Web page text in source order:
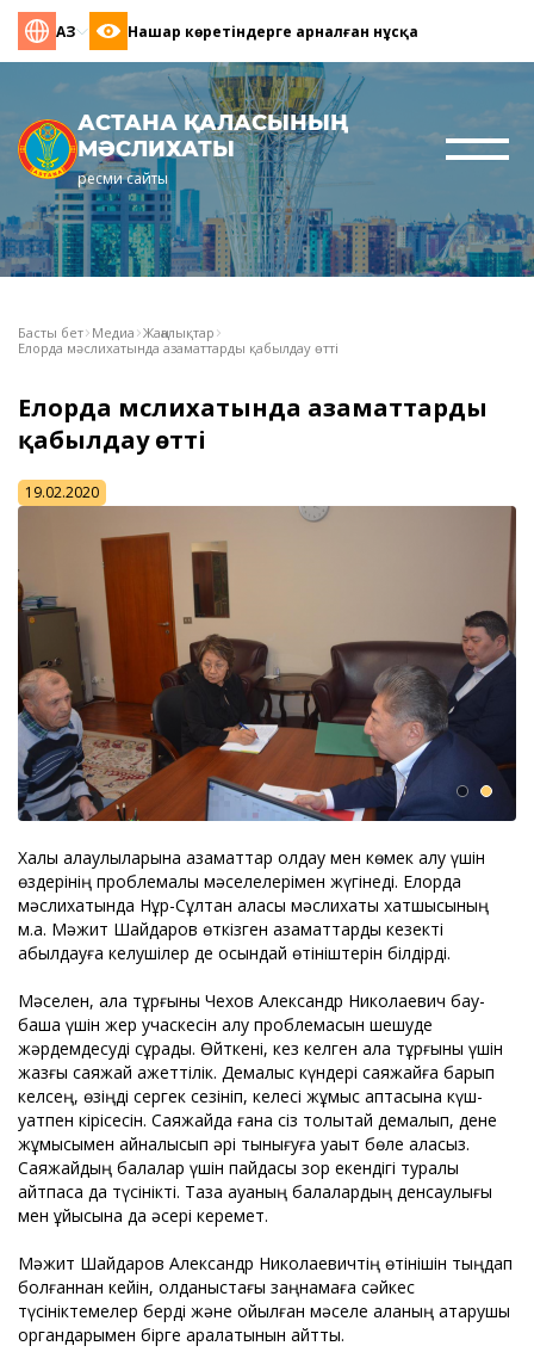
ҚАЗ Нашар көретіндерге арналған нұсқа
АСТАНА ҚАЛАСЫНЫҢ
МӘСЛИХАТЫ
ресми сайты
Басты бет Медиа Жаңалықтар
Елорда мәслихатында азаматтарды қабылдау өтті
Елорда мәслихатында азаматтарды
қабылдау өтті
19.02.2020
Халық қалаулыларына азаматтар қолдау мен көмек алу үшін
өздерінің проблемалық мәселелерімен жүгінеді. Елорда
мәслихатында Нұр-Сұлтан қаласы мәслихаты хатшысының
м.а. Мәжит Шайдаров өткізген азаматтарды кезекті
қабылдауға келушілер де осындай өтініштерін білдірді.
Мәселен, қала тұрғыны Чехов Александр Николаевич бау-
бақша үшін жер учаскесін алу проблемасын шешуде
жәрдемдесуді сұрады. Өйткені, кез келген қала тұрғыны үшін
жазғы саяжай қажеттілік. Демалыс күндері саяжайға барып
келсең, өзіңді сергек сезініп, келесі жұмыс аптасына күш-
қуатпен кірісесін. Саяжайда ғана сіз толықтай демалып, дене
жұмысымен айналысып әрі тынығуға уақыт бөле аласыз.
Саяжайдың балалар үшін пайдасы зор екендігі туралы
айтпаса да түсінікті. Таза ауаның балалардың денсаулығы
мен ұйқысына да әсері керемет.
Мәжит Шайдаров Александр Николаевичтің өтінішін тыңдап
болғаннан кейін, қолданыстағы заңнамаға сәйкес
түсініктемелер берді және қойылған мәселе қаланың атқарушы
органдарымен бірге қаралатынын айтты.